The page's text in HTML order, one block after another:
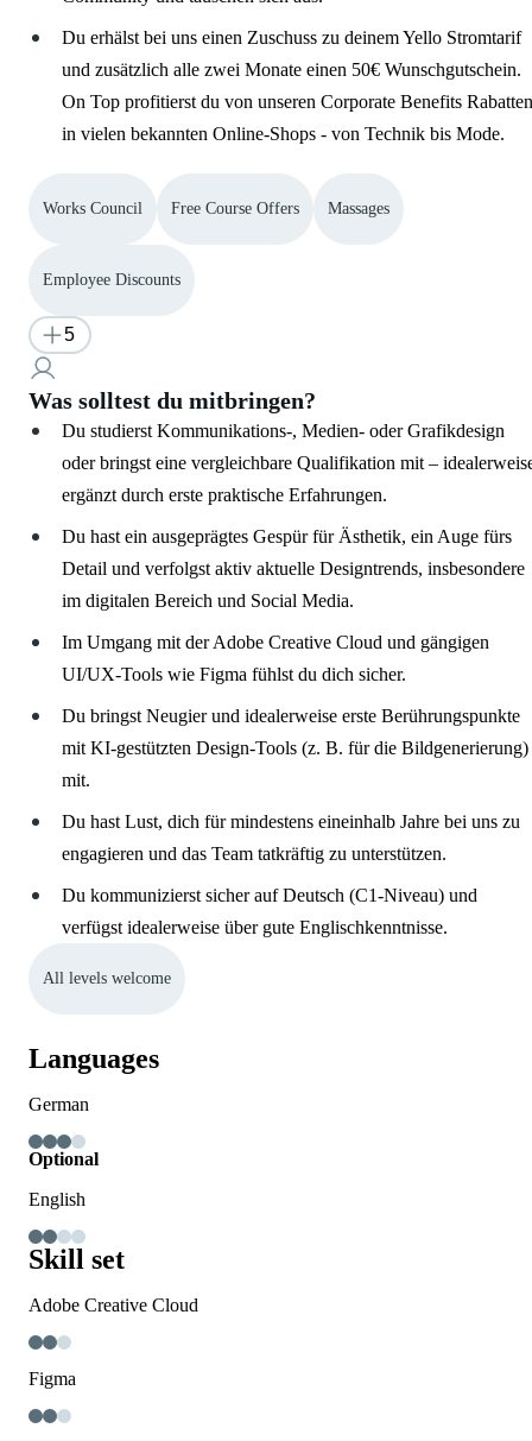
Du erhälst bei uns einen Zuschuss zu deinem Yello Stromtarif
und zusätzlich alle zwei Monate einen 50€ Wunschgutschein.
On Top profitierst du von unseren Corporate Benefits Rabatten
in vielen bekannten Online-Shops - von Technik bis Mode.
Works Council Free Course Offers Massages
Employee Discounts
5
Was solltest du mitbringen?
Du studierst Kommunikations-, Medien- oder Grafikdesign
oder bringst eine vergleichbare Qualifikation mit –
ergänzt durch erste praktische Erfahrungen.
Du hast ein ausgeprägtes Gespür für Ästhetik, ein Auge fürs
Detail und verfolgst aktiv aktuelle Designtrends, insbesondere
im digitalen Bereich und Social Media.
Im Umgang mit der Adobe Creative Cloud und gängigen
UI/UX-Tools wie Figma fühlst du dich sicher.
Du bringst Neugier und idealerweise erste Berührungspunkte
mit KI-gestützten Design-Tools (z. B. für die Bildgenerierung)
mit.
Du hast Lust, dich für mindestens eineinhalb Jahre bei uns zu
engagieren und das Team tatkräftig zu unterstützen.
Du kommunizierst sicher auf Deutsch (C1-Niveau) und
verfügst idealerweise über gute Englischkenntnisse.
All levels welcome
Languages
German
Optional
English
Skill set
Adobe Creative Cloud
Figma